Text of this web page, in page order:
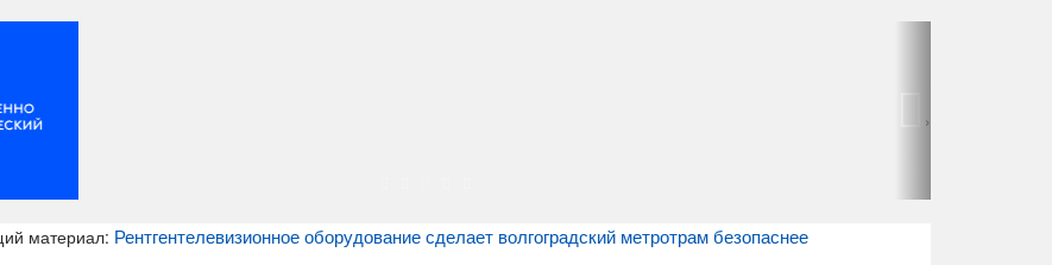
›
материал: Рентгентелевизионное оборудование сделает волгоградский метротрам безопаснее